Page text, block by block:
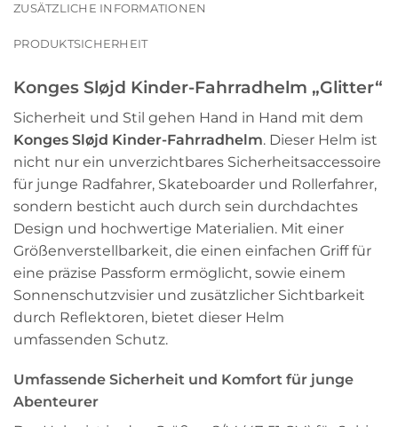
ZUSÄTZLICHE INFORMATIONEN
PRODUKTSICHERHEIT
Konges Sløjd Kinder-Fahrradhelm „Glitter“
Sicherheit und Stil gehen Hand in Hand mit dem
Konges Sløjd Kinder-Fahrradhelm. Dieser Helm ist
nicht nur ein unverzichtbares Sicherheitsaccessoire
für junge Radfahrer, Skateboarder und Rollerfahrer,
sondern besticht auch durch sein durchdachtes
Design und hochwertige Materialien. Mit einer
Größenverstellbarkeit, die einen einfachen Griff für
eine präzise Passform ermöglicht, sowie einem
Sonnenschutzvisier und zusätzlicher Sichtbarkeit
durch Reflektoren, bietet dieser Helm
umfassenden Schutz.
Umfassende Sicherheit und Komfort für junge
Abenteurer